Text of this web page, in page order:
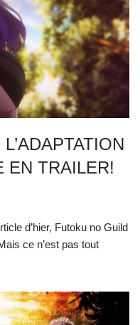
EN TRAILER!
d’hier, Futoku no Guild
ce n’est pas tout